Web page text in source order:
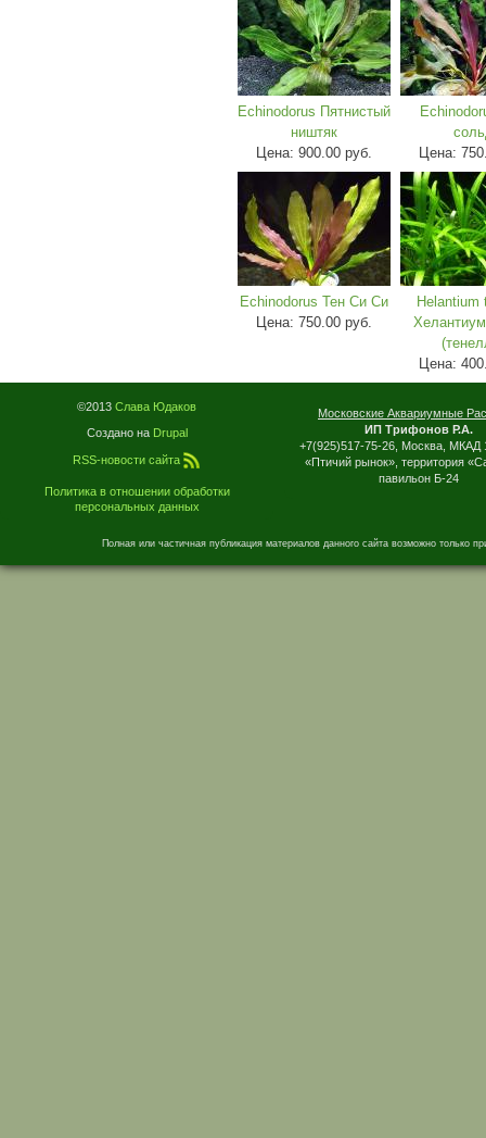
Echinodorus Пятнистый
ништяк
Цена:900.00 руб.
Цена:
Echinodorus Тен Си Си
Цена:750.00 руб.
Helantium
Цена:
©2013 Слава Юдаков
Создано на Drupal
RSS-новости сайта
Политика в отношении обработки
персональных данных
Московские Аквариумные
ИП Трифонов Р.А.
+7(925)517-75-26, Москва, МКАД
«Птичий рынок», территория
павильон Б-24
Полная или частичная публикация материалов данного сайта возможно только